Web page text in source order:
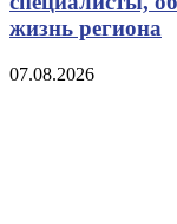
жизнь региона
07.08.2026